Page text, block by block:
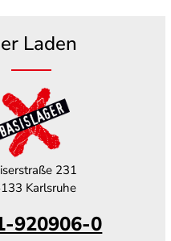
Laden
231
Karlsruhe
920906-0